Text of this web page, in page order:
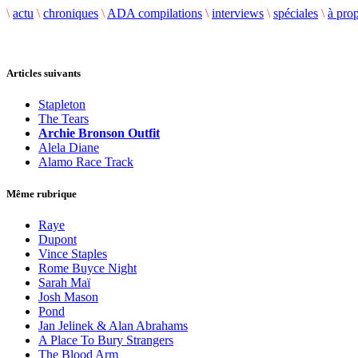
\ actu \ chroniques \ ADA compilations \ interviews \ spéciales \ à
Articles suivants
Stapleton
The Tears
Archie Bronson Outfit
Alela Diane
Alamo Race Track
Même rubrique
Raye
Dupont
Vince Staples
Rome Buyce Night
Sarah Maï
Josh Mason
Pond
Jan Jelinek & Alan Abrahams
A Place To Bury Strangers
The Blood Arm